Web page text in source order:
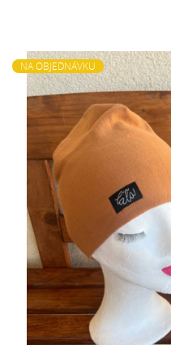
NA OBJEDNÁVKU